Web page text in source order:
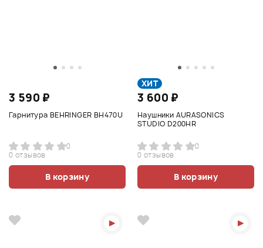
3 590 ₽
Гарнитура BEHRINGER BH470U
0
0 отзывов
В корзину
ХИТ
3 600 ₽
Наушники AURASONICS
STUDIO D200HR
0
0 отзывов
В корзину